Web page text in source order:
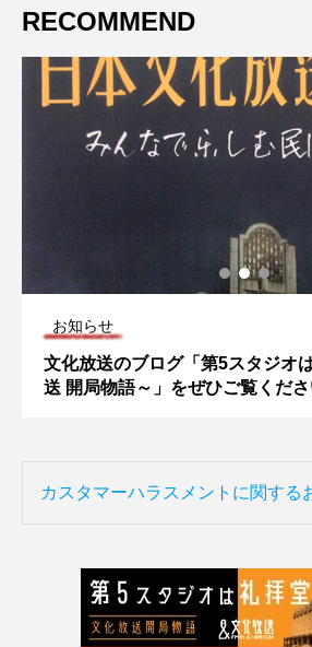
RECOMMEND
お知らせ
文化放送のブログ「第5スタジオ
送 開局物語～」をぜひご覧くだ
カスタマーハラスメントに関する